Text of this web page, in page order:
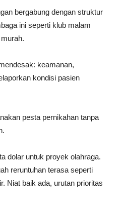
bergabung dengan struktur
ini seperti klub malam
keamanan,
kondisi pasien
pesta pernikahan tanpa
dolar untuk proyek olahraga.
reruntuhan terasa seperti
Niat baik ada, urutan prioritas